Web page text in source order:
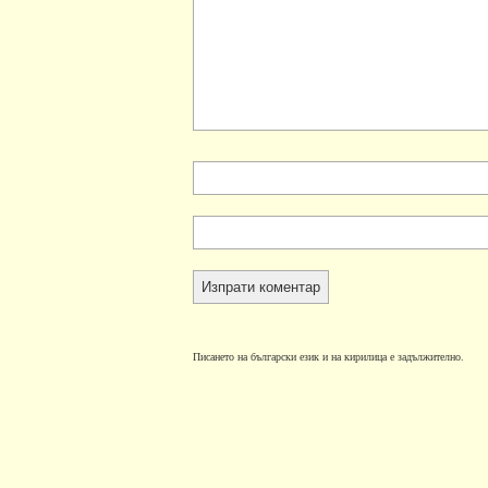
Писането на български език и на кирилица е задължително.